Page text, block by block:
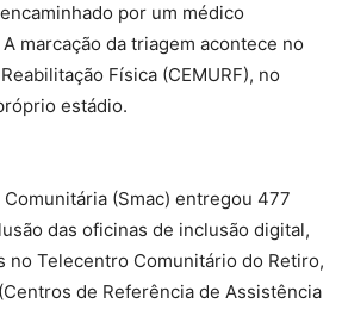
por um médico
marcação da triagem acontece no
Física (CEMURF), no
estádio.
(Smac) entregou 477
das oficinas de inclusão digital,
no Telecentro Comunitário do Retiro,
de Referência de Assistência